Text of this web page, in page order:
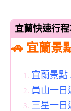
宜蘭快速行程
🚗 宜蘭景
宜蘭景點
員山一日
三星一日